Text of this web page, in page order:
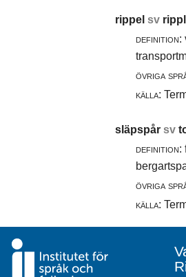
rippel sv
definition:
övriga
källa:
släpspår sv
definition:
övriga
källa: